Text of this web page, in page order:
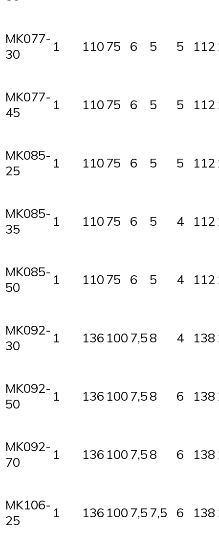
MK077-
30
1 110 75 6 5 5 112
MK077-
45
1 110 75 6 5 5 112
MK085-
25
1 110 75 6 5 5 112
MK085-
35
1 110 75 6 5 4 112
MK085-
50
1 110 75 6 5 4 112
MK092-
30
1 136 100 7,58 4 138
MK092-
50
1 136 100 7,58 6 138
MK092-
70
1 136 100 7,58 6 138
MK106-
25
1 136 100 7,5 7,5 6 138